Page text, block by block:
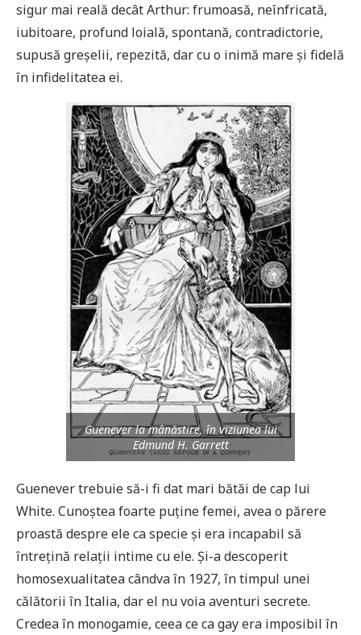
sigur mai reală decât Arthur: frumoasă, neînfricată,
iubitoare, profund loială, spontană, contradictorie,
supusă greșelii, repezită, dar cu o inimă mare și fidelă
în infidelitatea ei.
Guenever la mânăstire, în viziunea lui
Edmund H. Garrett
Guenever trebuie să-i fi dat mari bătăi de cap lui
White. Cunoștea foarte puține femei, avea o părere
proastă despre ele ca specie și era incapabil să
întrețină relații intime cu ele. Și-a descoperit
homosexualitatea cândva în 1927, în timpul unei
călătorii în Italia, dar el nu voia aventuri secrete.
Credea în monogamie, ceea ce ca gay era imposibil în